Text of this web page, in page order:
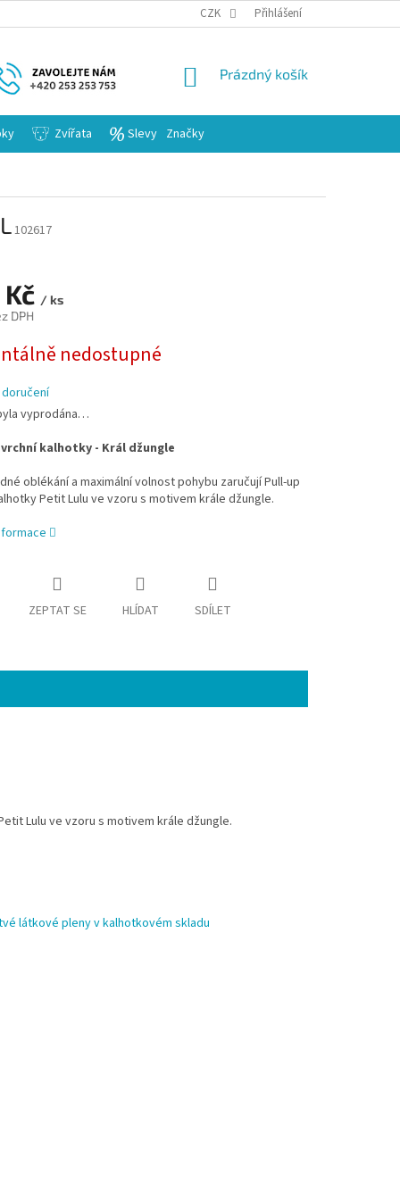
CZK Přihlášení
NÁKUPNÍ
Prázdný košík
Zvířata Slevy Značky
102617
/ ks
DPH
nedostupné
vyprodána…
kalhotky - Král džungle
oblékání a maximální volnost pohybu zaručují Pull-up
Petit Lulu ve vzoru s motivem krále džungle.
ZEPTAT SE HLÍDAT SDÍLET
Lulu ve vzoru s motivem krále džungle.
látkové pleny v kalhotkovém skladu